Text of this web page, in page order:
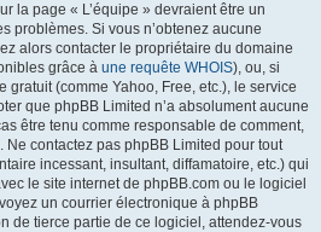
la page « L’équipe » devraient être un
problèmes. Si vous n’obtenez aucune
alors contacter le propriétaire du domaine
grâce à une requête WHOIS), ou, si
gratuit (comme Yahoo, Free, etc.), le service
que phpBB Limited n’a absolument aucune
être tenu comme responsable de comment,
Ne contactez pas phpBB Limited pour tout
incessant, insultant, diffamatoire, etc.) qui
le site internet de phpBB.com ou le logiciel
un courrier électronique à phpBB
de tierce partie de ce logiciel, attendez-vous